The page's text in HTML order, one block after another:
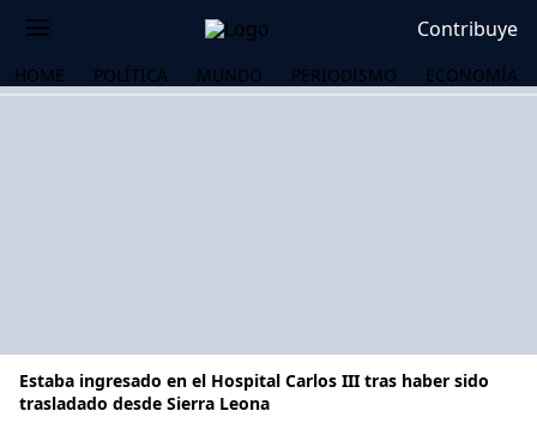
Contribuye
HOME POLÍTICA MUNDO PERIODISMO ECONOMÍA
Estaba ingresado en el Hospital Carlos III tras haber sido
trasladado desde Sierra Leona